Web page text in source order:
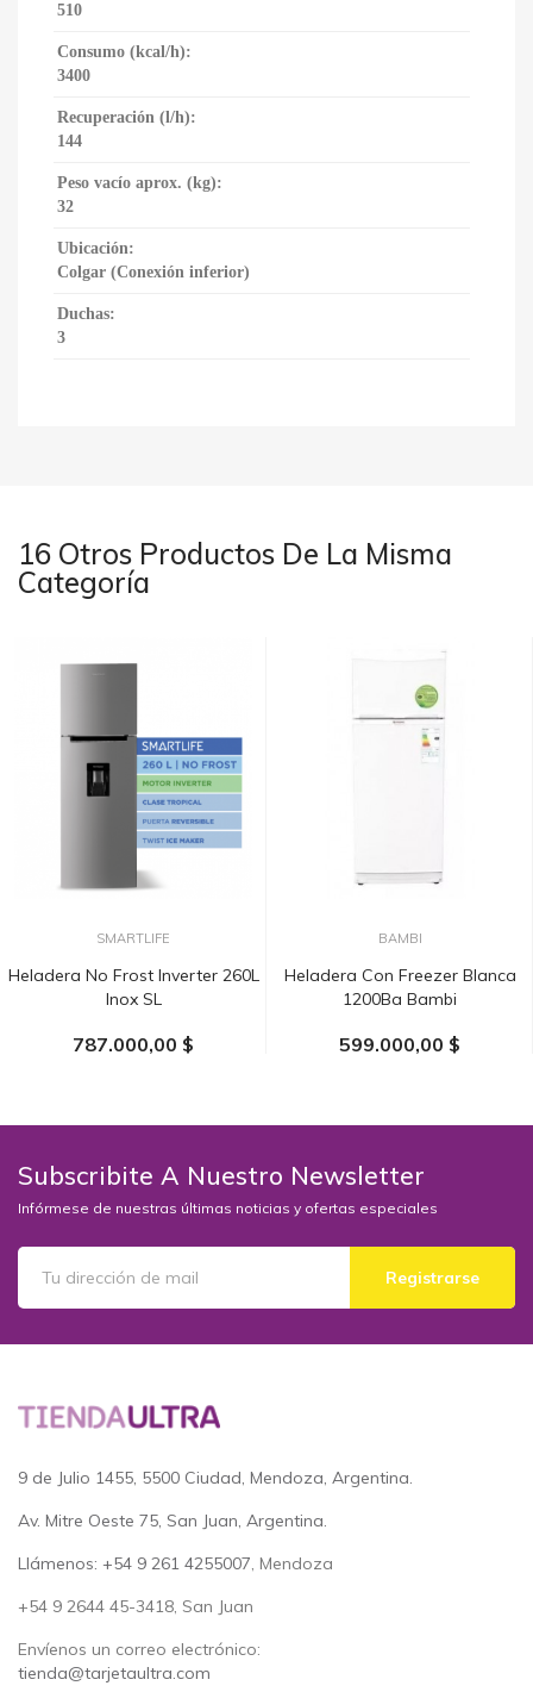
510
Consumo (kcal/h):
3400
Recuperación (l/h):
144
Peso vacío aprox. (kg):
32
Ubicación:
Colgar (Conexión inferior)
Duchas:
3
16 Otros Productos De La Misma
Categoría
SMARTLIFE
Heladera No Frost Inverter 260L
Inox SL
787.000,00 $
BAMBI
Heladera Con Freezer Blanca
1200Ba Bambi
599.000,00 $
Subscribite A Nuestro Newsletter
Infórmese de nuestras últimas noticias y ofertas especiales
Registrarse
9 de Julio 1455, 5500 Ciudad, Mendoza, Argentina.
Av. Mitre Oeste 75, San Juan, Argentina.
Llámenos: +54 9 261 4255007, Mendoza
+54 9 2644 45-3418, San Juan
Envíenos un correo electrónico:
tienda@tarjetaultra.com